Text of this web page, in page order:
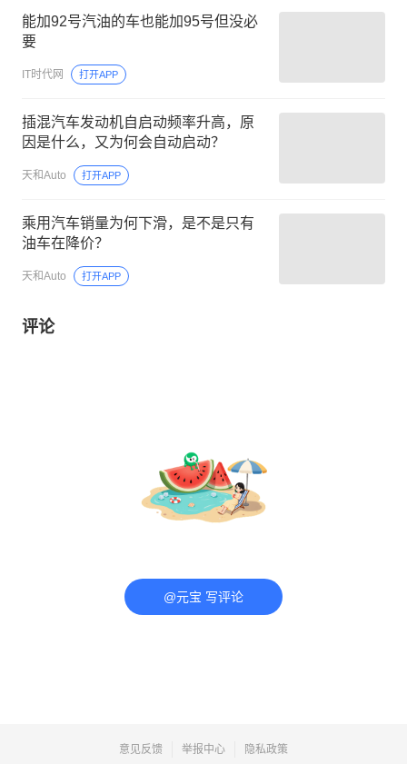
能加92号汽油的车也能加95号但没必
要
IT时代网 打开APP
插混汽车发动机自启动频率升高，原
因是什么，又为何会自动启动？
天和Auto 打开APP
乘用汽车销量为何下滑，是不是只有
油车在降价？
天和Auto 打开APP
评论
@元宝 写评论
意见反馈 举报中心 隐私政策